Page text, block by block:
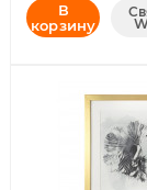
В
корзину